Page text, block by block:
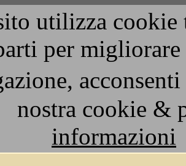
utilizza
per
nostra cookie &
informazioni